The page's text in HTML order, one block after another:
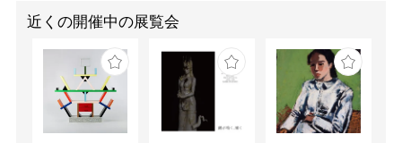
近くの開催中の展覧会